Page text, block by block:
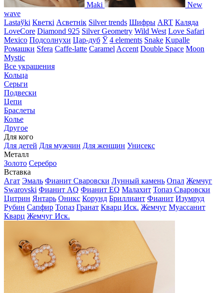
Maki
New
wave
Lastaўki Кветкі Асветнiк Silver trends Шифры ART Каляда
LoveCore Diamond 925 Silver Geometry Wild West Love Safari
Mexico Подсолнухи Цар-дуб Ў 4 elements Snake Kupalle
Ромашки Sfera Caffe-latte Caramel Accent Double Space Moon
Mystic
Все украшения
Кольца
Серьги
Подвески
Цепи
Браслеты
Колье
Другое
Для кого
Для детей Для мужчин Для женщин Унисекс
Металл
Золото Серебро
Вставка
Агат Эмаль Фианит Сваровски Лунный камень Опал Жемчуг
Swarovski Фианит AQ Фианит EQ Малахит Топаз Сваровски
Цитрин Янтарь Оникс Корунд Бриллиант Фианит Изумруд
Рубин Сапфир Топаз Гранат Кварц Иск. Жемчуг Муассанит
Кварц Жемчуг Иск.